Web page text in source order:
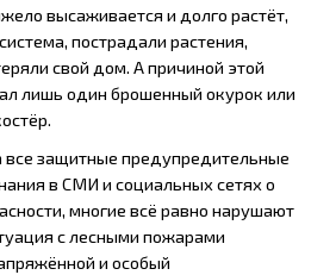
высаживается и долго растёт,
пострадали растения,
свой дом. А причиной этой
лишь один брошенный окурок или
защитные предупредительные
в СМИ и социальных сетях о
многие всё равно нарушают
с лесными пожарами
и особый